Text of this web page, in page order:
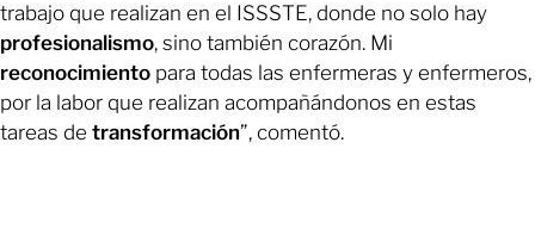
trabajo que realizan en el ISSSTE, donde no solo hay
profesionalismo, sino también corazón. Mi
reconocimiento para todas las enfermeras y enfermeros,
por la labor que realizan acompañándonos en estas
tareas de transformación”, comentó.